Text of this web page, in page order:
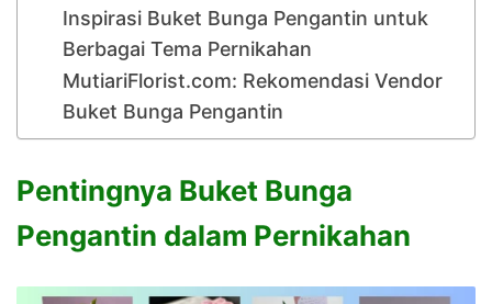
Inspirasi Buket Bunga Pengantin untuk
Berbagai Tema Pernikahan
MutiariFlorist.com: Rekomendasi Vendor
Buket Bunga Pengantin
Pentingnya Buket Bunga
Pengantin dalam Pernikahan